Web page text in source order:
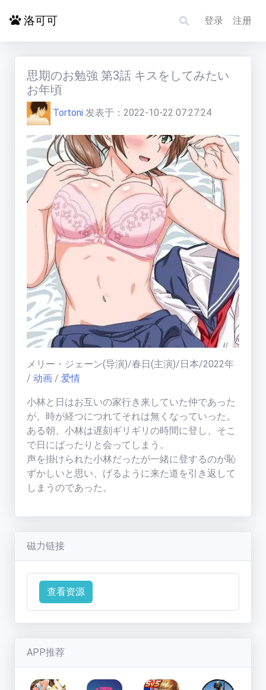
探索更多
电影影单
洛赋头条
福利中心
免费在线电影
一周热门榜
用户天梯榜
用户天梯:
BT老司机( 19005分)
ikuni 7334 分)
zhangjianjin23
IvoryMandy(1732分)
公告通知
洛可可 登录 注册
思期のお勉強 第3話 キスをしてみたい
お年頃
Tortoni 发表于： 2022-10-22 07:27:24
メリー・ジェーン(导演)/春日(主演)/日本/2022年
/ 动画 / 爱情
小林と日はお互いの家行き来していた仲であった
が、時が経つにつれてそれは無くなっていった。
ある朝、小林は遅刻ギリギリの時間に登し、そこ
で日にばったりと会ってしまう。
声を掛けられた小林だったが一緒に登するのが恥
ずかしいと思い、げるように来た道を引き返して
しまうのであった。
る。なぜか成り行きで日も一緒にやらされること
作業が一段落したところで昔話をしていたのであ
ったが小林は日とセックスしていたことを思い出
し気まずくなってしまう。
とりあえず外に出ようとするがが開かない。
二人は倉庫に閉じ込められてしまう。
小林は日のが以前といすぎることでドキドキが止
まらなくなってしまう。
とを打ち明ける。
磁力链接
查看资源
APP推荐